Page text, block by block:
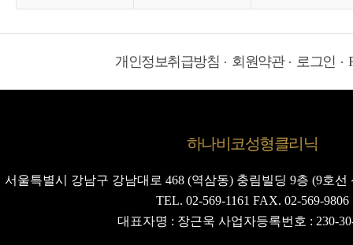
개인정보취급방침 회원약관 로그인
하나비코성형클리닉
서울특별시 강남구 강남대로 468 (역삼동) 충림빌딩 9층 (9호
TEL. 02-569-1161 FAX. 02-569-9806
대표자명 : 장근욱 사업자등록번호 : 230-